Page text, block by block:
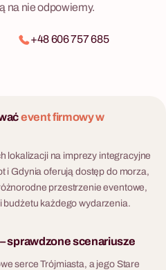
na nie odpowiemy.
+48 606 757 685
event firmowy w
lokalizacji na imprezy integracyjne
i Gdynia oferują dostęp do morza,
przestrzenie eventowe,
budżetu każdego wydarzenia.
– sprawdzone scenariusze
serce Trójmiasta, a jego Stare